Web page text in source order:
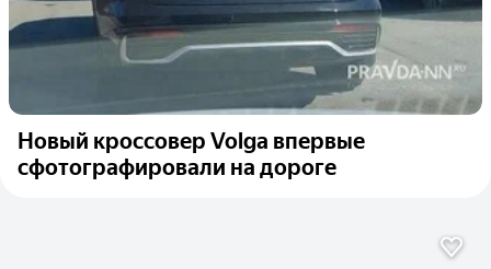
Новый кроссовер Volga впервые
сфотографировали на дороге